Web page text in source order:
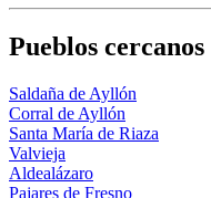
Pueblos cercanos
Saldaña de Ayllón
Corral de Ayllón
Santa María de Riaza
Valvieja
Aldealázaro
Pajares de Fresno